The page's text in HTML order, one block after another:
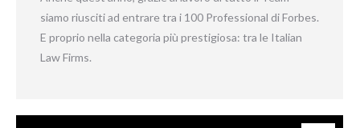
siamo riusciti ad entrare tra i 100 Professional di Forbes.
E proprio nella categoria più prestigiosa: tra le Italian
Law Firms.